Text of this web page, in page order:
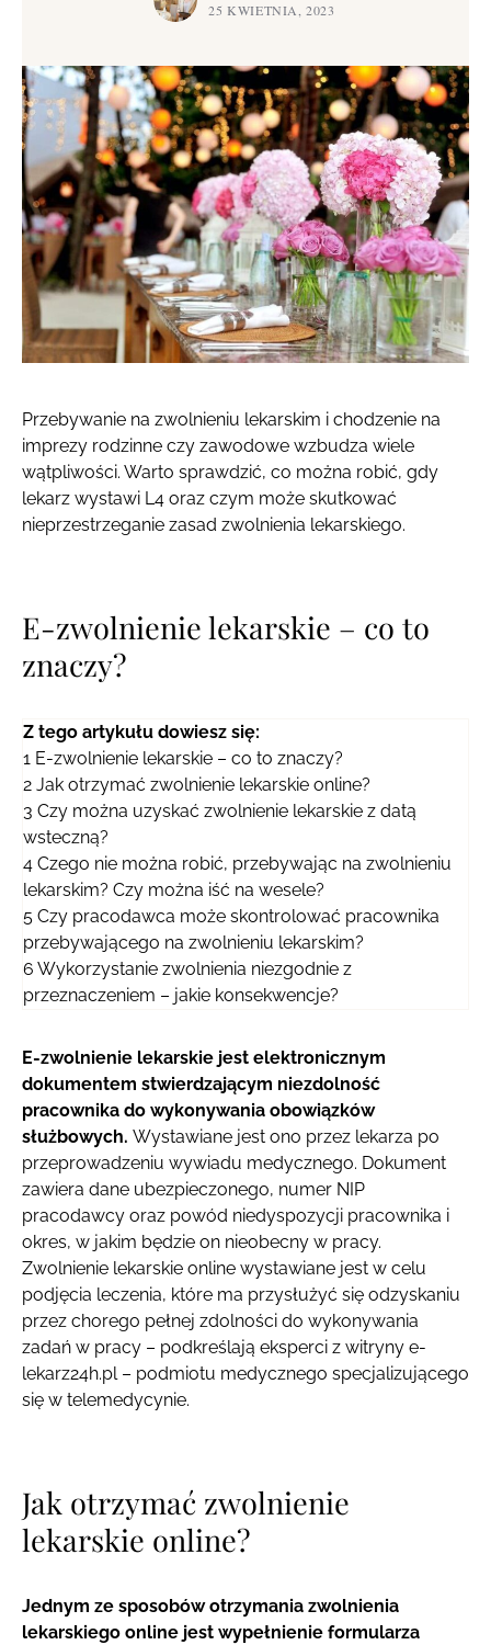
25 KWIETNIA, 2023
Przebywanie na zwolnieniu lekarskim i chodzenie na
imprezy rodzinne czy zawodowe wzbudza wiele
wątpliwości. Warto sprawdzić, co można robić, gdy
lekarz wystawi L4 oraz czym może skutkować
nieprzestrzeganie zasad zwolnienia lekarskiego.
E-zwolnienie lekarskie – co to
znaczy?
Z tego artykułu dowiesz się:
1 E-zwolnienie lekarskie – co to znaczy?
2 Jak otrzymać zwolnienie lekarskie online?
3 Czy można uzyskać zwolnienie lekarskie z datą
wsteczną?
4 Czego nie można robić, przebywając na zwolnieniu
lekarskim? Czy można iść na wesele?
5 Czy pracodawca może skontrolować pracownika
przebywającego na zwolnieniu lekarskim?
6 Wykorzystanie zwolnienia niezgodnie z
przeznaczeniem – jakie konsekwencje?
E-zwolnienie lekarskie jest elektronicznym
dokumentem stwierdzającym niezdolność
pracownika do wykonywania obowiązków
służbowych. Wystawiane jest ono przez lekarza po
przeprowadzeniu wywiadu medycznego. Dokument
zawiera dane ubezpieczonego, numer NIP
pracodawcy oraz powód niedyspozycji pracownika i
okres, w jakim będzie on nieobecny w pracy.
Zwolnienie lekarskie online wystawiane jest w celu
podjęcia leczenia, które ma przysłużyć się odzyskaniu
przez chorego pełnej zdolności do wykonywania
zadań w pracy – podkreślają eksperci z witryny e-
lekarz24h.pl – podmiotu medycznego specjalizującego
się w telemedycynie.
Jak otrzymać zwolnienie
lekarskie online?
Jednym ze sposobów otrzymania zwolnienia
lekarskiego online jest wypełnienie formularza